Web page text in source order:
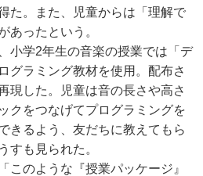
た。また、児童からは「理解で
あったという。
小学2年生の音楽の授業では「デ
グラミング教材を使用。配布さ
現した。児童は音の長さや高さ
クをつなげてプログラミングを
きるよう、友だちに教えてもら
すも見られた。
のような『授業パッケージ』